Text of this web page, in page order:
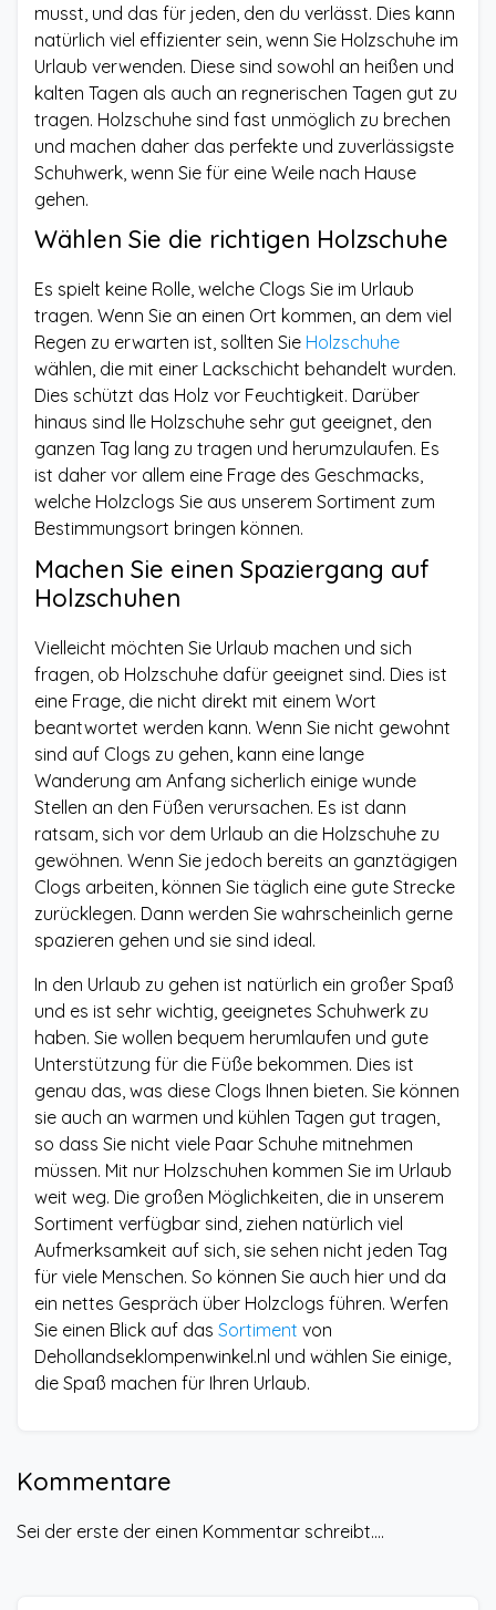
musst, und das für jeden, den du verlässt. Dies kann
natürlich viel effizienter sein, wenn Sie Holzschuhe im
Urlaub verwenden. Diese sind sowohl an heißen und
kalten Tagen als auch an regnerischen Tagen gut zu
tragen. Holzschuhe sind fast unmöglich zu brechen
und machen daher das perfekte und zuverlässigste
Schuhwerk, wenn Sie für eine Weile nach Hause
gehen.
Wählen Sie die richtigen Holzschuhe
Es spielt keine Rolle, welche Clogs Sie im Urlaub
tragen. Wenn Sie an einen Ort kommen, an dem viel
Regen zu erwarten ist, sollten Sie Holzschuhe
wählen, die mit einer Lackschicht behandelt wurden.
Dies schützt das Holz vor Feuchtigkeit. Darüber
hinaus sind lle Holzschuhe sehr gut geeignet, den
ganzen Tag lang zu tragen und herumzulaufen. Es
ist daher vor allem eine Frage des Geschmacks,
welche Holzclogs Sie aus unserem Sortiment zum
Bestimmungsort bringen können.
Machen Sie einen Spaziergang auf
Holzschuhen
Vielleicht möchten Sie Urlaub machen und sich
fragen, ob Holzschuhe dafür geeignet sind. Dies ist
eine Frage, die nicht direkt mit einem Wort
beantwortet werden kann. Wenn Sie nicht gewohnt
sind auf Clogs zu gehen, kann eine lange
Wanderung am Anfang sicherlich einige wunde
Stellen an den Füßen verursachen. Es ist dann
ratsam, sich vor dem Urlaub an die Holzschuhe zu
gewöhnen. Wenn Sie jedoch bereits an ganztägigen
Clogs arbeiten, können Sie täglich eine gute Strecke
zurücklegen. Dann werden Sie wahrscheinlich gerne
spazieren gehen und sie sind ideal.
In den Urlaub zu gehen ist natürlich ein großer Spaß
und es ist sehr wichtig, geeignetes Schuhwerk zu
haben. Sie wollen bequem herumlaufen und gute
Unterstützung für die Füße bekommen. Dies ist
genau das, was diese Clogs Ihnen bieten. Sie können
sie auch an warmen und kühlen Tagen gut tragen,
so dass Sie nicht viele Paar Schuhe mitnehmen
müssen. Mit nur Holzschuhen kommen Sie im Urlaub
weit weg. Die großen Möglichkeiten, die in unserem
Sortiment verfügbar sind, ziehen natürlich viel
Aufmerksamkeit auf sich, sie sehen nicht jeden Tag
für viele Menschen. So können Sie auch hier und da
ein nettes Gespräch über Holzclogs führen. Werfen
Sie einen Blick auf das Sortiment von
Dehollandseklompenwinkel.nl und wählen Sie einige,
die Spaß machen für Ihren Urlaub.
Kommentare
Sei der erste der einen Kommentar schreibt....